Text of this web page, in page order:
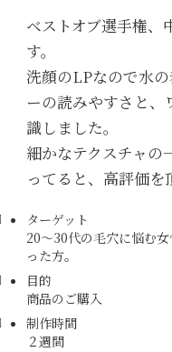
ベストオブ選手権、
す。
洗顔のLPなので水
ーの読みやすさと、
識しました。
細かなテクスチャの
ってると、高評価を
ターゲット
20～30代の毛穴に悩む
った方。
目的
商品のご購入
制作時間
２週間